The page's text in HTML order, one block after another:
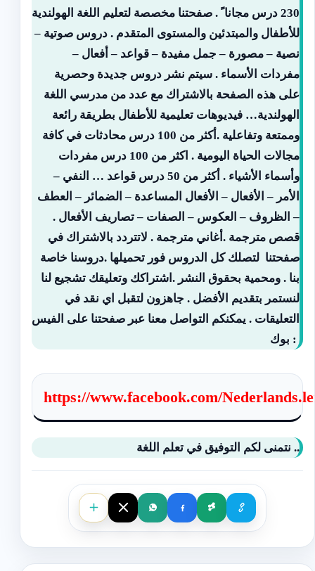
230 درس مجانا ً . صفحتنا مخصصة لتعليم اللغة الهولندية
للأطفال والمبتدئين والمستوى المتقدم . دروس صوتية –
نصية – مصورة – جمل مفيدة – قواعد – أفعال –
مفردات الأسماء . سيتم نشر دروس جديدة وحصرية
على هذه الصفحة بالاشتراك مع عدد من مدرسي اللغة
الهولندية… فيديوهات تعليمية للأطفال بطريقة رائعة
وممتعة وتفاعلية .أكثر من 100 درس محادثات في كافة
مجالات الحياة اليومية . اكثر من 100 درس مفردات
وأسماء الأشياء . أكثر من 50 درس قواعد … النفي –
الأمر – الأفعال – الأفعال المساعدة – الضمائر – العطف
– الظروف – العكوس – الصفات – تصاريف الأفعال .
قصص مترجمة .أغاني مترجمة . لاتتردد بالاشتراك في
صفحتنا لتصلك كل الدروس فور تحميلها .دروسنا خاصة
بنا . ومحمية بحقوق النشر .اشتراكك وتعليقك تشجيع لنا
لنستمر بتقديم الأفضل . جاهزون لتقبل اي نقد في
التعليقات . يمكنكم التواصل معنا عبر صفحتنا على الفيس
بوك :
https://www.facebook.com/
نتمنى لكم التوفيق في تعلم اللغة ..